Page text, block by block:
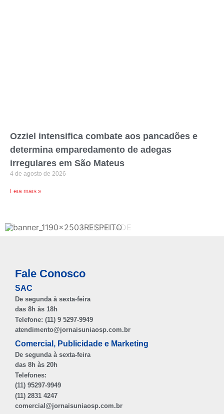
Ozziel intensifica combate aos pancadões e
determina emparedamento de adegas
irregulares em São Mateus
4 de agosto de 2026
Leia mais »
Fale Conosco
SAC
De segunda à sexta-feira
das 8h às 18h
Telefone: (11) 9 5297-9949
atendimento@jornaisuniaosp.com.br
Comercial, Publicidade e Marketing
De segunda à sexta-feira
das 8h às 20h
Telefones:
(11) 95297-9949
(11) 2831 4247
comercial@jornaisuniaosp.com.br